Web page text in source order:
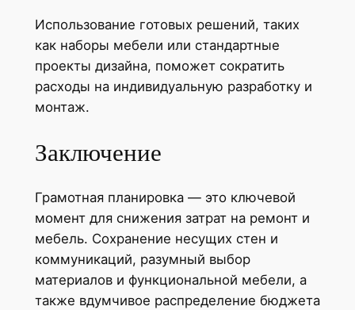
Использование готовых решений, таких
как наборы мебели или стандартные
проекты дизайна, поможет сократить
расходы на индивидуальную разработку и
монтаж.
Заключение
Грамотная планировка — это ключевой
момент для снижения затрат на ремонт и
мебель. Сохранение несущих стен и
коммуникаций, разумный выбор
материалов и функциональной мебели, а
также вдумчивое распределение бюджета